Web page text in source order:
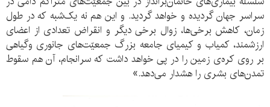
سراسر جهان گرديده و خواهد گرديد. و این هم نه يک‌شبه كه در طول
‌زمان، كاهش برخی‌ها، زوال برخی ديگر و انقراض تعدادی از اعضای
ارزشمند، كمياب و كيميای جامعه بزرگ جمعيّت‌های جانوری وگياهی
بر روی كره‌ی زمين را در پی خواهد داشت كه سرانجام، آن هم سقوط
تمدن‌های بشری را هشدار می‌دهد.»